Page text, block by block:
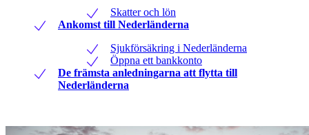
Skatter och lön
Ankomst till Nederländerna
Sjukförsäkring i Nederländerna
Öppna ett bankkonto
De främsta anledningarna att flytta till
Nederländerna